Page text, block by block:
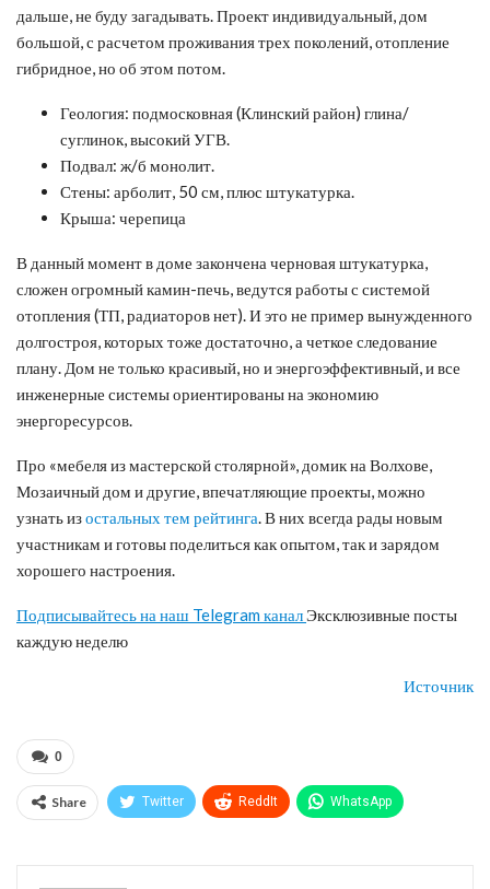
дальше, не буду загадывать. Проект индивидуальный, дом
большой, с расчетом проживания трех поколений, отопление
гибридное, но об этом потом.
Геология: подмосковная (Клинский район) глина/
суглинок, высокий УГВ.
Подвал: ж/б монолит.
Стены: арболит, 50 см, плюс штукатурка.
Крыша: черепица
​В данный момент в доме закончена черновая штукатурка,
сложен огромный камин-печь, ведутся работы с системой
отопления (ТП, радиаторов нет). И это не пример вынужденного
долгостроя, которых тоже достаточно, а четкое следование
плану. Дом не только красивый, но и энергоэффективный, и все
инженерные системы ориентированы на экономию
энергоресурсов.
Про «мебеля из мастерской столярной», домик на Волхове,
Мозаичный дом и другие, впечатляющие проекты, можно
узнать изостальных тем рейтинга. В них всегда рады новым
участникам и готовы поделиться как опытом, так и зарядом
хорошего настроения.
Подписывайтесь на наш Telegram каналЭксклюзивные посты
каждую неделю
Источник
0
Share Twitter ReddIt WhatsApp